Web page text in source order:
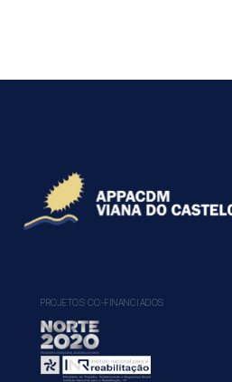
PROJETOS CO-FINANCIADOS